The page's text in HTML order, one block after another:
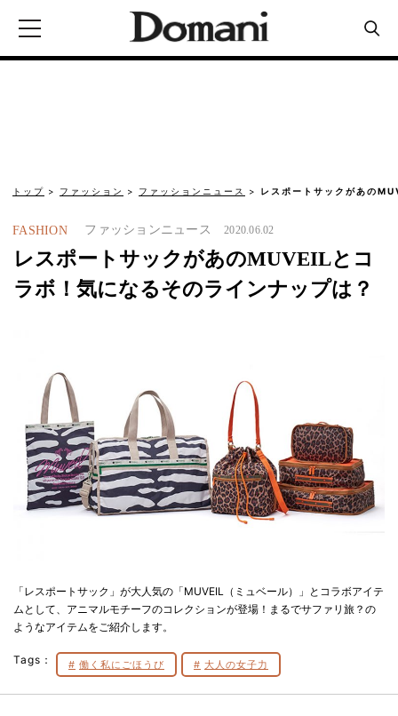
トップ ファッション ファッションニュース レスポートサックがあの
FASHION ファッションニュース 2020.06.02
レスポートサックがあのMUVEILとコ
ラボ！気になるそのラインナップは？
「レスポートサック」が大人気の「MUVEIL（ミュベール）」とコラボアイテ
ムとして、アニマルモチーフのコレクションが登場！まるでサファリ旅？の
ようなアイテムをご紹介します。
Tags： 働く私にごほうび 大人の女子力